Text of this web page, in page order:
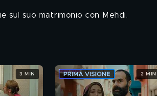
sul suo matrimonio con Mehdi.
3 MIN 2 MIN